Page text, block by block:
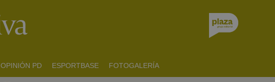
OPINIÓN PD ESPORTBASE FOTOGALERÍA